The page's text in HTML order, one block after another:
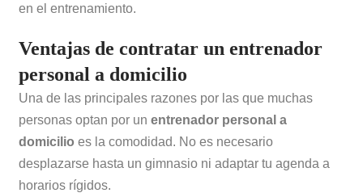
en el entrenamiento.
Ventajas de contratar un entrenador
personal a domicilio
Una de las principales razones por las que muchas
personas optan por unentrenador personal a
domicilio es la comodidad. No es necesario
desplazarse hasta un gimnasio ni adaptar tu agenda a
horarios rígidos.